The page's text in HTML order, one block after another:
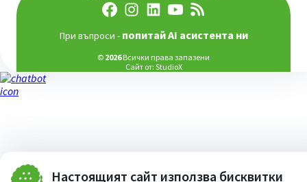
Настоящият сайт използва бисквитки
При въпроси - попитай AI асистента ни
© 2026Всички права запазени
Сайт от: StudioX